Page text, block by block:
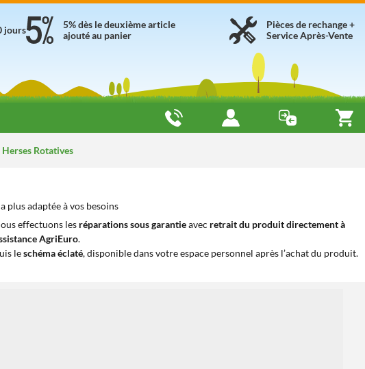
Pièces de rechange +
Service Après-Vente
5% dès le deuxième article
ajouté au panier
jours
Herses Rotatives
adaptée à vos besoins
effectuons les réparations sous garantieavec retrait du produit directement à
AgriEuro.
leschéma éclaté, disponible dans votre espace personnel après l’achat du produit.